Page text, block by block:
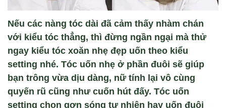
Nếu các nàng tóc dài đã cảm thấy nhàm chán
với kiểu tóc thẳng, thì đừng ngần ngại mà thử
ngay kiểu tóc xoăn nhẹ đẹp uốn theo kiểu
setting nhé. Tóc uốn nhẹ ở phần đuôi sẽ giúp
bạn trông vừa dịu dàng, nữ tính lại vô cùng
quyến rũ cũng như cuốn hút đấy. Tóc uốn
setting chọn gợn sóng tự nhiên hay uốn đuôi